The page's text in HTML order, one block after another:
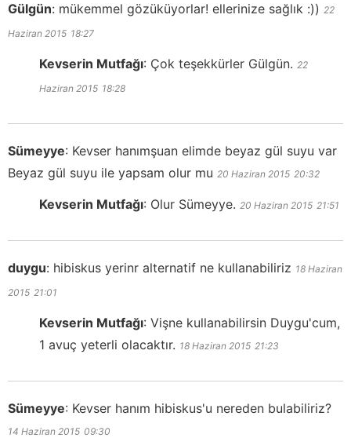
Gülgün: mükemmel gözüküyorlar! ellerinize sağlık :)) 22
Haziran 2015 18:27
Kevserin Mutfağı: Çok teşekkürler Gülgün. 22
Haziran 2015 18:28
Sümeyye: Kevser hanımşuan elimde beyaz gül suyu var
Beyaz gül suyu ile yapsam olur mu 20 Haziran 2015 20:32
Kevserin Mutfağı: Olur Sümeyye. 20 Haziran 2015 21:51
duygu: hibiskus yerinr alternatif ne kullanabiliriz 18 Haziran
2015 21:01
Kevserin Mutfağı: Vişne kullanabilirsin Duygu'cum,
1 avuç yeterli olacaktır. 18 Haziran 2015 21:23
Sümeyye: Kevser hanım hibiskus'u nereden bulabiliriz?
14 Haziran 2015 09:30